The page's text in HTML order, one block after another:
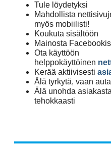
Tule löydetyksi
Mahdollista
myös mobiilisti!
Koukuta sisältöön
Mainosta
Ota käyttöön
helppokäyttöinen
Kerää aktiivisesti
Älä tyrkytä, vaan auta
Älä unohda
tehokkaasti